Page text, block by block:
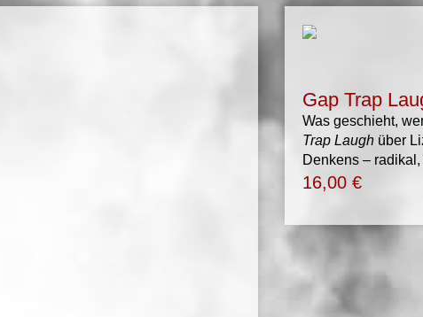
Gap Trap
Was geschieht,
Trap Laugh über
Denkens –
16,00 €